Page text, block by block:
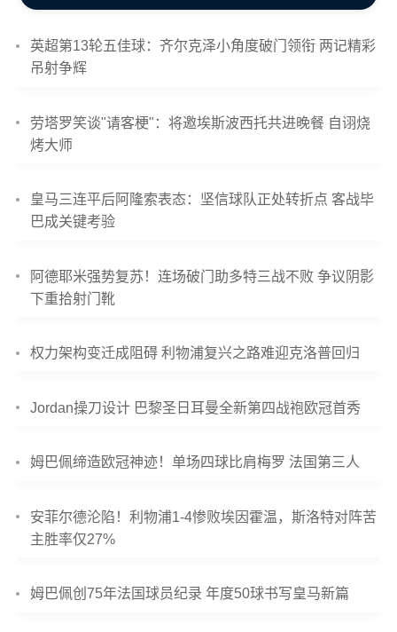
英超第13轮五佳球：齐尔克泽小角度破门领衔 两记精彩
吊射争辉
劳塔罗笑谈"请客梗"：将邀埃斯波西托共进晚餐 自诩烧
烤大师
皇马三连平后阿隆索表态：坚信球队正处转折点 客战毕
巴成关键考验
阿德耶米强势复苏！连场破门助多特三战不败 争议阴影
下重拾射门靴
权力架构变迁成阻碍 利物浦复兴之路难迎克洛普回归
Jordan操刀设计 巴黎圣日耳曼全新第四战袍欧冠首秀
姆巴佩缔造欧冠神迹！单场四球比肩梅罗 法国第三人
安菲尔德沦陷！利物浦1-4惨败埃因霍温，斯洛特对阵苦
主胜率仅27%
姆巴佩创75年法国球员纪录 年度50球书写皇马新篇